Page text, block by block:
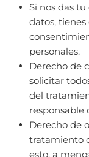
Si nos das
datos,
personales.
Derecho de
solicitar
del
responsable
Derecho de
tratamiento
esto, a